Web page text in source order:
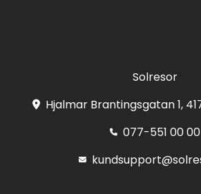
Solresor
Hjalmar Brantingsgatan 1,
077-551 00 00